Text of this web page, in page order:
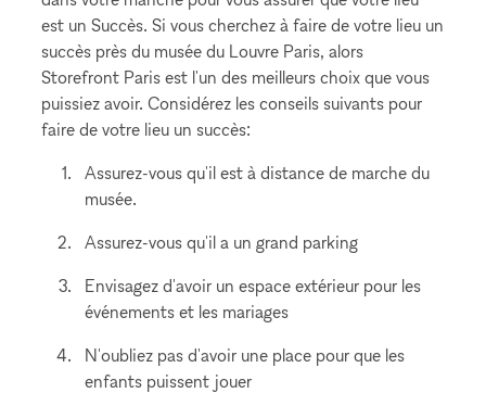
est un Succès. Si vous cherchez à faire de votre lieu un
succès près du musée du Louvre Paris, alors
Storefront Paris est l'un des meilleurs choix que vous
puissiez avoir. Considérez les conseils suivants pour
faire de votre lieu un succès:
Assurez-vous qu'il est à distance de marche du
musée.
Assurez-vous qu'il a un grand parking
Envisagez d'avoir un espace extérieur pour les
événements et les mariages
N'oubliez pas d'avoir une place pour que les
enfants puissent jouer